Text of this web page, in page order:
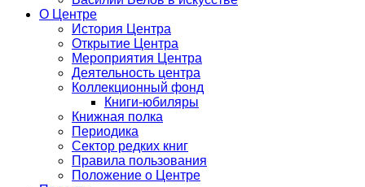
О Центре
История Центра
Открытие Центра
Мероприятия Центра
Деятельность центра
Коллекционный фонд
Книги-юбиляры
Книжная полка
Периодика
Сектор редких книг
Правила пользования
Положение о Центре